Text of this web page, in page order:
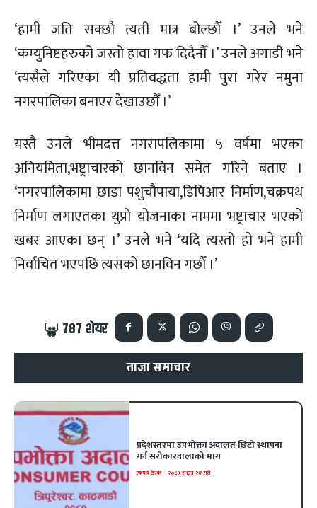
‘हामी जति सक्छौ त्यती मात्र बोल्छौँ ।’ उनले भने
‘कम्युनिष्टहरुको जस्तो हावा गफ दिदैनौँ ।’ उनले अगाडी भने
‘त्यसैले गरिएका यी प्रतिवद्धता हामी पुरा गरेर नमुना
नगरपालिका बनाएर देखाउछौँ ।’
यस्तै उनले भीमदत्त नगरापलिकामा ५ वर्षमा भएका
अनियमिता,भष्ट्राचारको छानविन समेत गरिने बताए ।
‘नगरपालिकामा छाडा पशुचौपाया,डिपिआर निर्माण,चक्रपथ
निर्माण लगाएतका थुप्रो योजनाका नाममा भष्ट्राचार भएको
खबर आएका छन् ।’ उनले भने ‘यदि त्यस्तो हो भने हामी
निर्वाचित भएपछि त्यसको छानविन गर्छौ ।’
787 शेयर
ताजा समाचार
प्रदेशस्तरमा उपभोक्ता अदालत छिटो स्थापना
गर्न सरोकारवालाको माग
एकपत्र डेस्क - २०८३ साउन २४ गते